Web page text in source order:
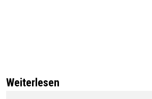
Weiterlesen